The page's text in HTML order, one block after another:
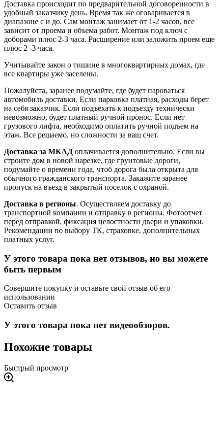
Доставка происходит по предварительной договоренности в
удобный заказчику день. Время так же оговаривается в
диапазоне с и до. Сам монтаж занимает от 1-2 часов, все
зависит от проема и объема работ. Монтаж под ключ с
доборами плюс 2-3 часа. Расширение или заложить проем еще
плюс 2 -3 часа.
Учитывайте закон о тишине в многоквартирных домах, где
все квартиры уже заселены.
Пожалуйста, заранее подумайте, где будет пароваться
автомобиль доставки. Если парковка платная, расходы берет
на себя заказчик. Если подъехать к подъезду технически
невозможно, будет платный ручной пронос. Если нет
грузового лифта, необходимо оплатить ручной подъем на
этаж. Все решаемо, но сложности за ваш счет.
Доставка за МКАД оплачивается дополнительно. Если вы
строите дом в новой нарезке, где грунтовые дороги,
подумайте о времени года, чтоб дорога была открыта для
обычного гражданского транспорта. Закажите заранее
пропуск на въезд в закрытый поселок с охраной.
Доставка в регионы. Осуществляем доставку до
транспортной компании и отправку в регионы. Фотоотчет
перед отправкой, фиксация целостности двери и упаковки.
Рекомендации по выбору ТК, страховке, дополнительных
платных услуг.
У этого товара пока нет отзывов, но вы можете
быть первым
Совершите покупку и оставьте свой отзыв об его
использовании
Оставить отзыв
У этого товара пока нет видеообзоров.
Похожие товары
Быстрый просмотр